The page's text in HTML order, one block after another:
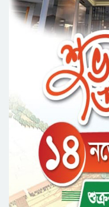
কবিতা:
সিলেটের
বাদশা
‘জুলাই
প্রধানমন্ত্রী